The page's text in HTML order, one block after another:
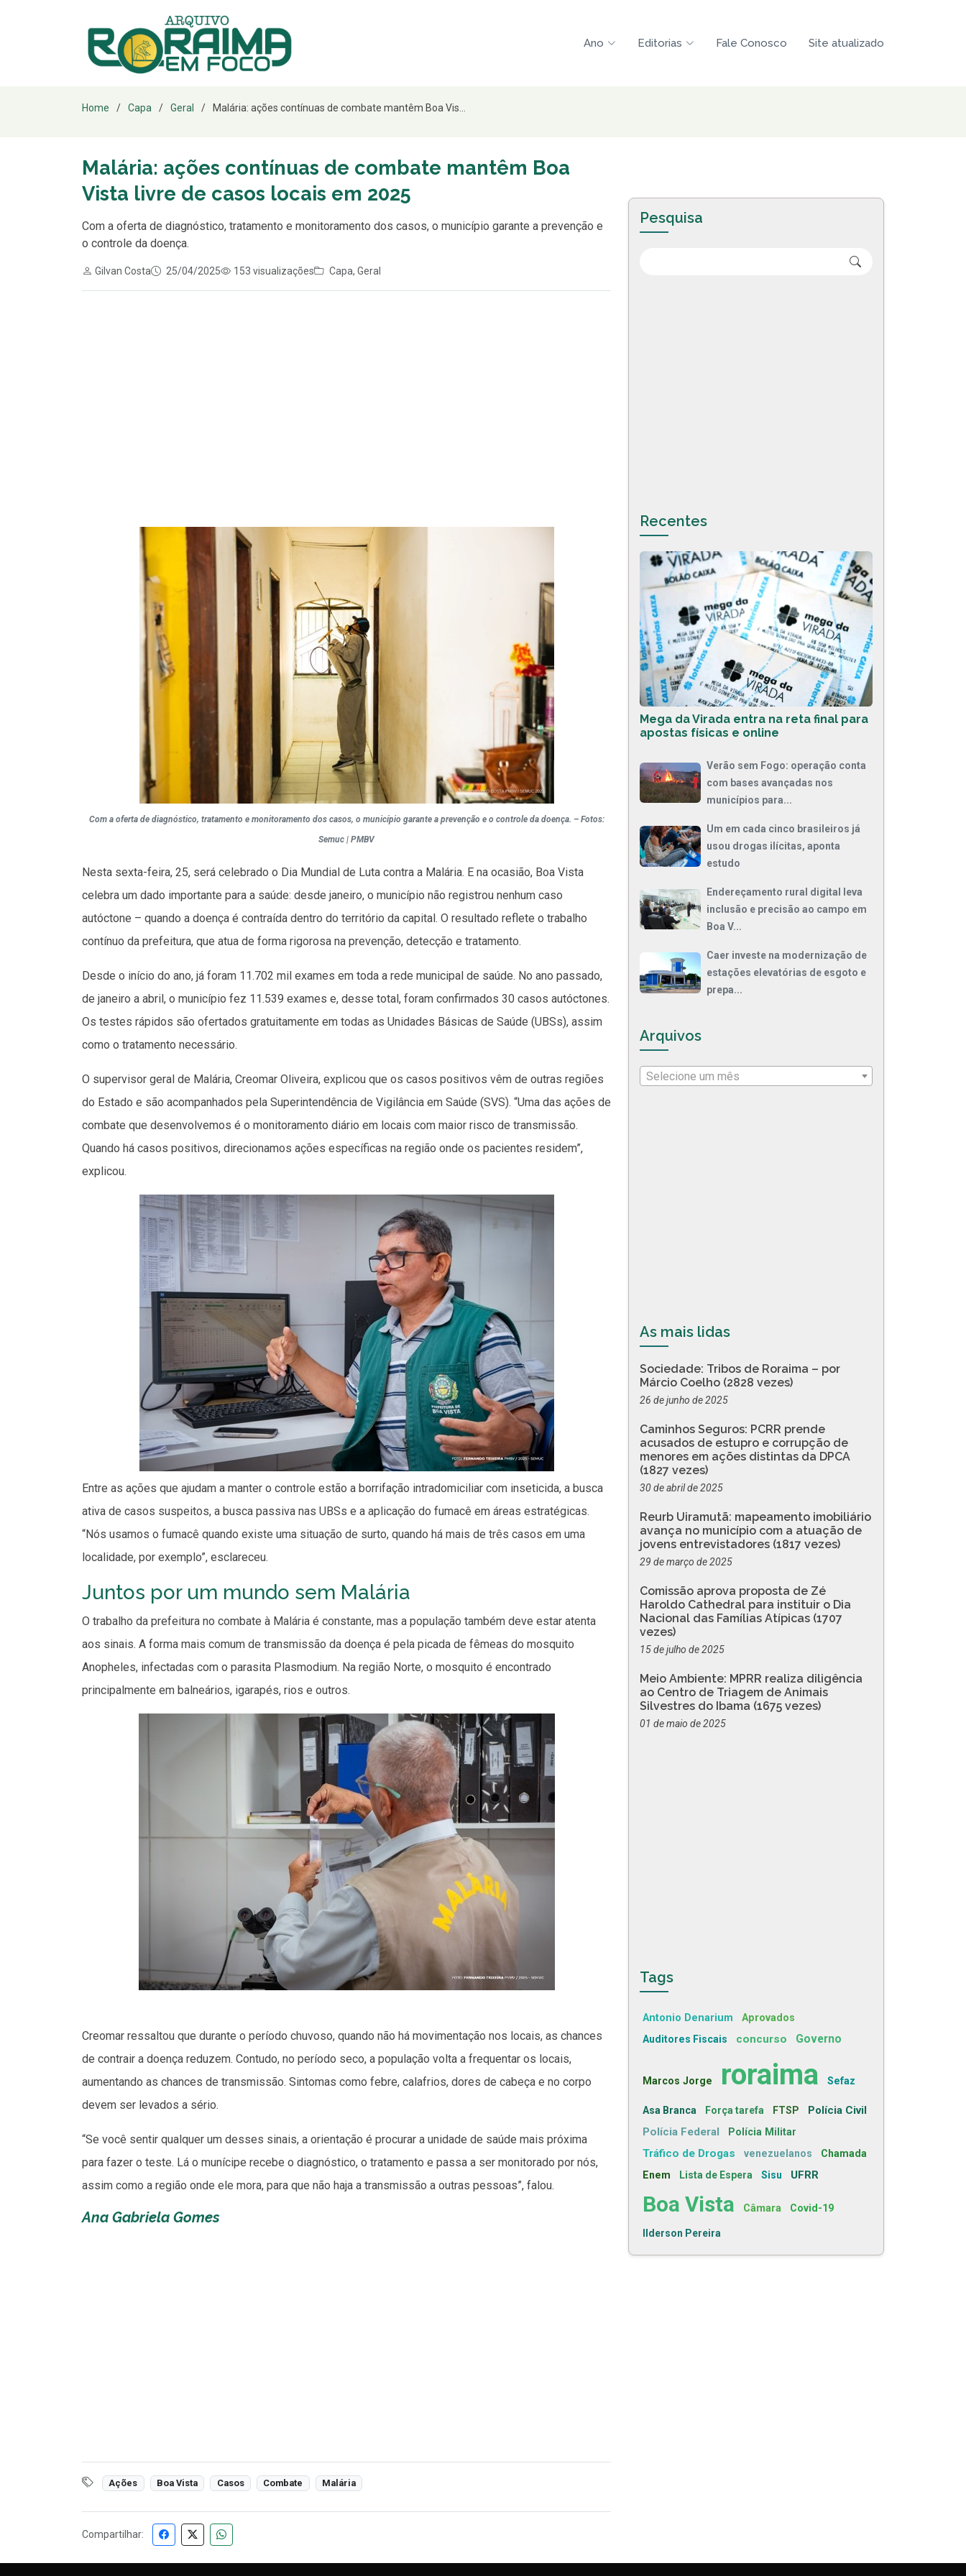
Ano Editorias Fale Conosco Site atualizado
Home Capa Geral Malária: ações contínuas de combate mantêm Boa Vis...
Malária: ações contínuas de combate mantêm Boa
Vista livre de casos locais em 2025
Com a oferta de diagnóstico, tratamento e monitoramento dos casos, o município garante a prevenção e
o controle da doença.
Gilvan Costa 25/04/2025 153 visualizações Capa, Geral
Com a oferta de diagnóstico, tratamento e monitoramento dos casos, o município garante a prevenção e o controle da doença. – Fotos:
Semuc | PMBV
Nesta sexta-feira, 25, será celebrado o Dia Mundial de Luta contra a Malária. E na ocasião, Boa Vista
celebra um dado importante para a saúde: desde janeiro, o município não registrou nenhum caso
autóctone – quando a doença é contraída dentro do território da capital. O resultado reflete o trabalho
contínuo da prefeitura, que atua de forma rigorosa na prevenção, detecção e tratamento.
Desde o início do ano, já foram 11.702 mil exames em toda a rede municipal de saúde. No ano passado,
de janeiro a abril, o município fez 11.539 exames e, desse total, foram confirmados 30 casos autóctones.
Os testes rápidos são ofertados gratuitamente em todas as Unidades Básicas de Saúde (UBSs), assim
como o tratamento necessário.
O supervisor geral de Malária, Creomar Oliveira, explicou que os casos positivos vêm de outras regiões
do Estado e são acompanhados pela Superintendência de Vigilância em Saúde (SVS). “Uma das ações de
combate que desenvolvemos é o monitoramento diário em locais com maior risco de transmissão.
Quando há casos positivos, direcionamos ações específicas na região onde os pacientes residem”,
explicou.
Entre as ações que ajudam a manter o controle estão a borrifação intradomiciliar com inseticida, a busca
ativa de casos suspeitos, a busca passiva nas UBSs e a aplicação do fumacê em áreas estratégicas.
“Nós usamos o fumacê quando existe uma situação de surto, quando há mais de três casos em uma
localidade, por exemplo”, esclareceu.
Juntos por um mundo sem Malária
O trabalho da prefeitura no combate à Malária é constante, mas a população também deve estar atenta
aos sinais. A forma mais comum de transmissão da doença é pela picada de fêmeas do mosquito
Anopheles, infectadas com o parasita Plasmodium. Na região Norte, o mosquito é encontrado
principalmente em balneários, igarapés, rios e outros.
Creomar ressaltou que durante o período chuvoso, quando não há movimentação nos locais, as chances
de contrair a doença reduzem. Contudo, no período seco, a população volta a frequentar os locais,
aumentando as chances de transmissão. Sintomas como febre, calafrios, dores de cabeça e no corpo
devem ser levados a sério.
“Se você sentir qualquer um desses sinais, a orientação é procurar a unidade de saúde mais próxima
para fazer o teste. Lá o munícipe recebe o diagnóstico, o tratamento e passa a ser monitorado por nós,
assim como a região onde ele mora, para que não haja a transmissão a outras pessoas”, falou.
Ana Gabriela Gomes
Ações Boa Vista Casos Combate Malária
Compartilhar:
Pesquisa
Recentes
Mega da Virada entra na reta final para
apostas físicas e online
Verão sem Fogo: operação conta
com bases avançadas nos
municípios para...
Um em cada cinco brasileiros já
usou drogas ilícitas, aponta
estudo
Endereçamento rural digital leva
inclusão e precisão ao campo em
Boa V...
Caer investe na modernização de
estações elevatórias de esgoto e
prepa...
Arquivos
Selecione um mês
As mais lidas
Sociedade: Tribos de Roraima – por
Márcio Coelho (2828 vezes)
26 de junho de 2025
Caminhos Seguros: PCRR prende
acusados de estupro e corrupção de
menores em ações distintas da DPCA
(1827 vezes)
30 de abril de 2025
Reurb Uiramutã: mapeamento imobiliário
avança no município com a atuação de
jovens entrevistadores (1817 vezes)
29 de março de 2025
Comissão aprova proposta de Zé
Haroldo Cathedral para instituir o Dia
Nacional das Famílias Atípicas (1707
vezes)
15 de julho de 2025
Meio Ambiente: MPRR realiza diligência
ao Centro de Triagem de Animais
Silvestres do Ibama (1675 vezes)
01 de maio de 2025
Tags
Antonio Denarium Aprovados
Auditores Fiscais concurso Governo
Marcos Jorge roraima Sefaz
Asa Branca Força tarefa FTSP
Polícia Civil
Polícia Federal
Polícia Militar
Tráfico de Drogas venezuelanos
Chamada
Enem
Lista de Espera Sisu UFRR
Boa Vista Câmara Covid-19
Ilderson Pereira